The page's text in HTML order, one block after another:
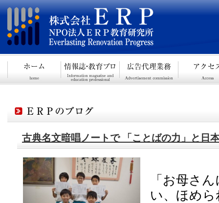
古典名文暗唱ノートで 「ことばの力」と日
「お母さ
い、ほめ